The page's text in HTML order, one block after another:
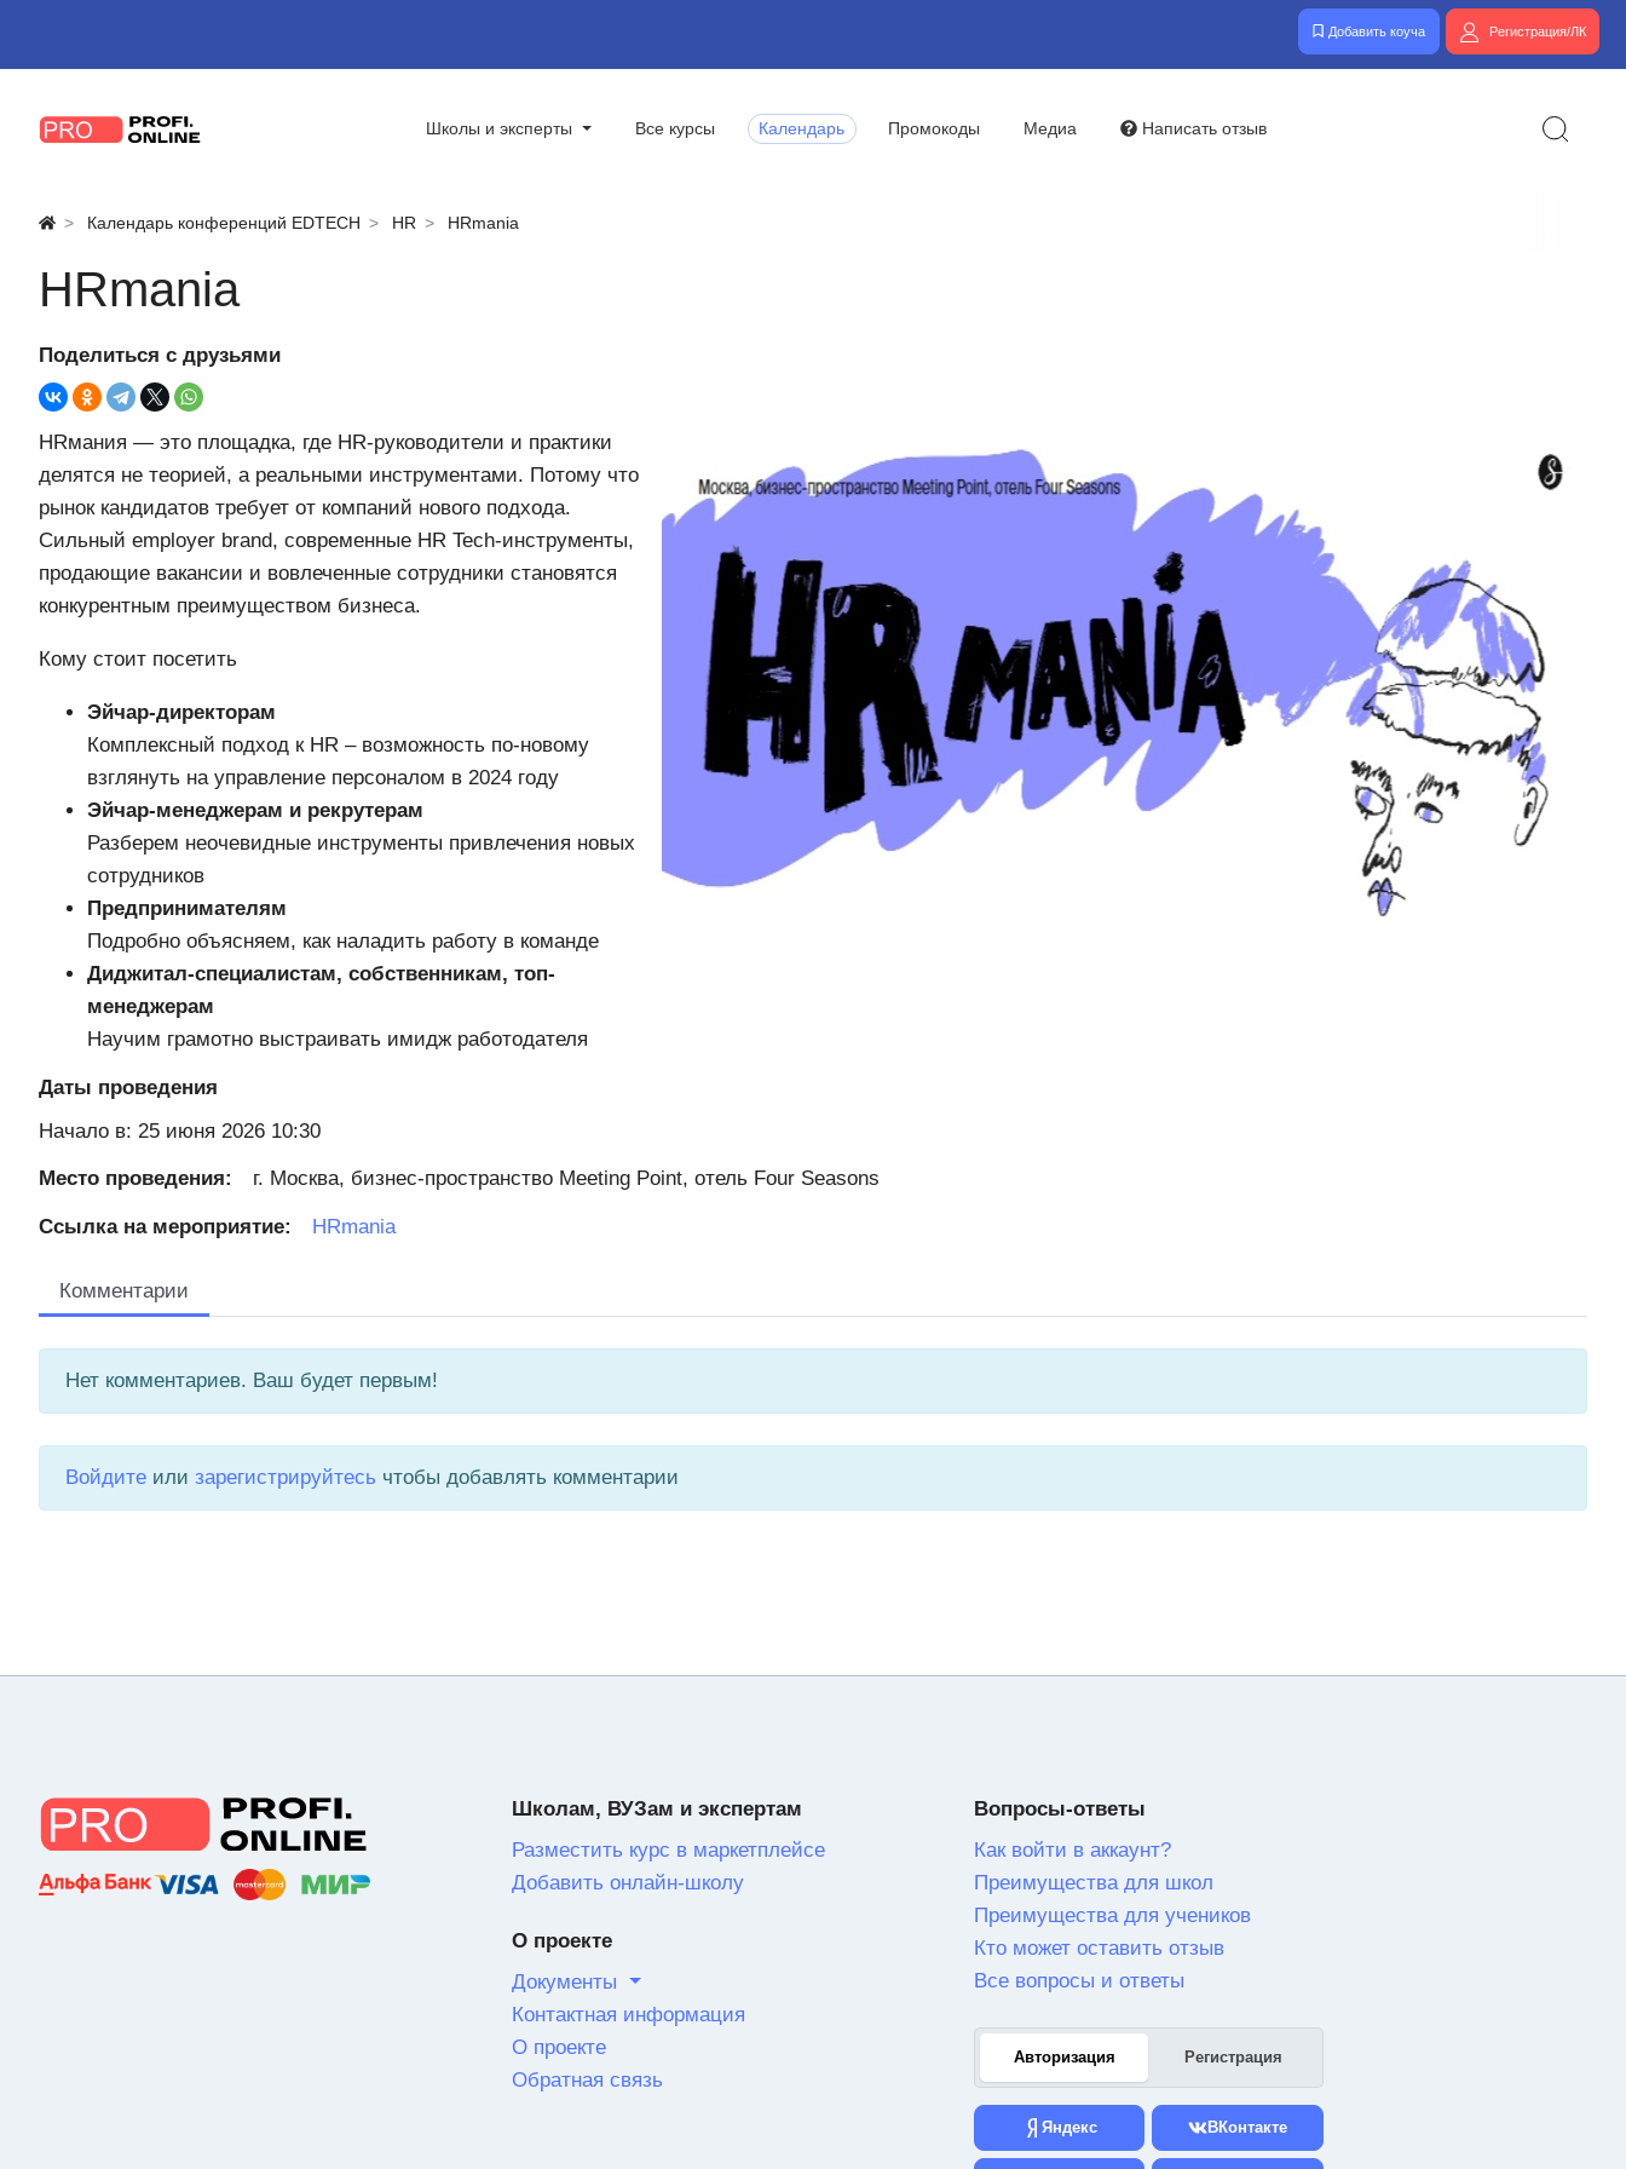
Добавить коуча Регистрация/ЛК
Школы и эксперты Все курсы Календарь Промокоды Медиа Написать отзыв
Календарь конференций EDTECH HR HRmania
HRmania
Поделиться с друзьями
HRмания — это площадка, где HR-руководители и практики
делятся не теорией, а реальными инструментами. Потому что
рынок кандидатов требует от компаний нового подхода.
Сильный employer brand, современные HR Tech-инструменты,
продающие вакансии и вовлеченные сотрудники становятся
конкурентным преимуществом бизнеса.
Кому стоит посетить
Эйчар-директорам
Комплексный подход к HR – возможность по-новому
взглянуть на управление персоналом в 2024 году
Эйчар-менеджерам и рекрутерам
Разберем неочевидные инструменты привлечения новых
сотрудников
Предпринимателям
Подробно объясняем, как наладить работу в команде
Диджитал-специалистам, собственникам, топ-
менеджерам
Научим грамотно выстраивать имидж работодателя
Даты проведения
Начало в: 25 июня 2026 10:30
Место проведения: г. Москва, бизнес-пространство Meeting Point, отель Four Seasons
Ссылка на мероприятие: HRmania
Комментарии
Нет комментариев. Ваш будет первым!
Войдите илизарегистрируйтесь чтобы добавлять комментарии
Школам, ВУЗам и экспертам
Разместить курс в маркетплейсе
Добавить онлайн-школу
О проекте
Документы
Контактная информация
О проекте
Обратная связь
Вопросы-ответы
Как войти в аккаунт?
Преимущества для школ
Преимущества для учеников
Кто может оставить отзыв
Все вопросы и ответы
Авторизация Регистрация
Яндекс ВКонтакте